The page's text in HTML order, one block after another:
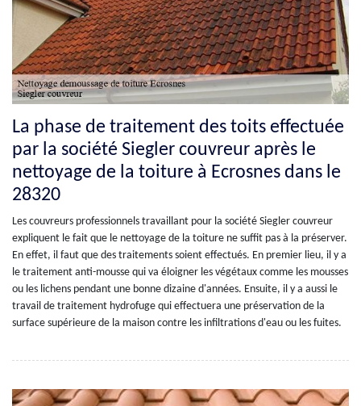
La phase de traitement des toits effectuée
par la société Siegler couvreur après le
nettoyage de la toiture à Ecrosnes dans le
28320
Les couvreurs professionnels travaillant pour la société Siegler couvreur
expliquent le fait que le nettoyage de la toiture ne suffit pas à la préserver.
En effet, il faut que des traitements soient effectués. En premier lieu, il y a
le traitement anti-mousse qui va éloigner les végétaux comme les mousses
ou les lichens pendant une bonne dizaine d'années. Ensuite, il y a aussi le
travail de traitement hydrofuge qui effectuera une préservation de la
surface supérieure de la maison contre les infiltrations d'eau ou les fuites.